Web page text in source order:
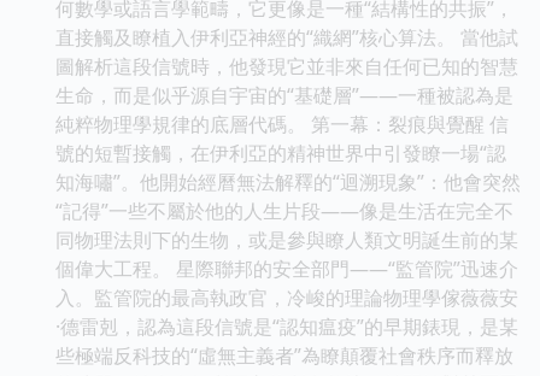
何數學或語言學範疇，它更像是一種“結構性的共振”，
直接觸及瞭植入伊利亞神經的“織網”核心算法。 當他試
圖解析這段信號時，他發現它並非來自任何已知的智慧
生命，而是似乎源自宇宙的“基礎層”——一種被認為是
純粹物理學規律的底層代碼。 第一幕：裂痕與覺醒 信
號的短暫接觸，在伊利亞的精神世界中引發瞭一場“認
知海嘯”。他開始經曆無法解釋的“迴溯現象”：他會突然
“記得”一些不屬於他的人生片段——像是生活在完全不
同物理法則下的生物，或是參與瞭人類文明誕生前的某
個偉大工程。 星際聯邦的安全部門——“監管院”迅速介
入。監管院的最高執政官，冷峻的理論物理學傢薇薇安
·德雷剋，認為這段信號是“認知瘟疫”的早期錶現，是某
些極端反科技的“虛無主義者”為瞭顛覆社會秩序而釋放